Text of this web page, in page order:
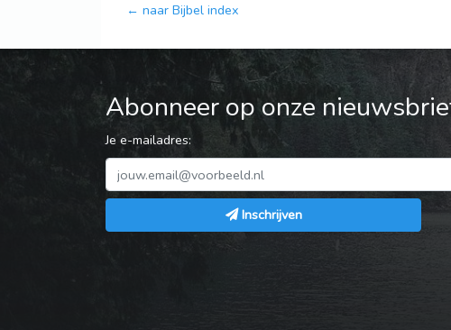
← naar Bijbel index
Abonneer op onze
Je e-mailadres:
Inschrijven